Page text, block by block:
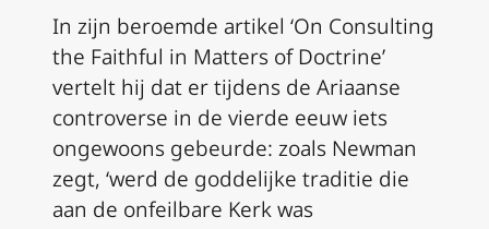
In zijn beroemde artikel ‘On Consulting
the Faithful in Matters of Doctrine’
vertelt hij dat er tijdens de Ariaanse
controverse in de vierde eeuw iets
ongewoons gebeurde: zoals Newman
zegt, ‘werd de goddelijke traditie die
aan de onfeilbare Kerk was